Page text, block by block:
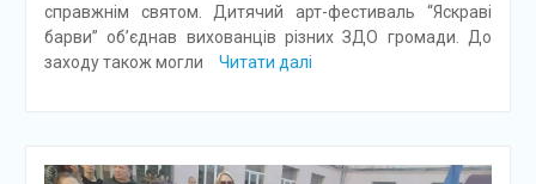
справжнім святом. Дитячий арт-фестиваль “Яскраві
барви” об’єднав вихованців різних ЗДО громади. До
заходу також могли
Читати далі